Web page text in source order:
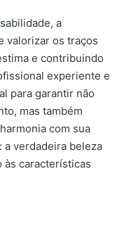
a
valorizar os traços
e contribuindo
experiente e
para garantir não
mas também
com sua
a verdadeira beleza
às características